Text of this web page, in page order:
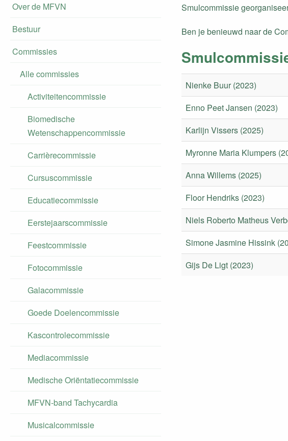
Over de MFVN
Bestuur
Commissies
Alle commissies
Activiteitencommissie
Biomedische
Wetenschappencommissie
Carrièrecommissie
Cursuscommissie
Educatiecommissie
Eerstejaarscommissie
Feestcommissie
Fotocommissie
Galacommissie
Goede Doelencommissie
Kascontrolecommissie
Mediacommissie
Medische Oriëntatiecommissie
MFVN-band Tachycardia
Musicalcommissie
Smulcommissie
Ben je benieuwd naar de
Nienke Buur (2023)
Enno Peet Jansen (2023)
Karlijn Vissers (2025)
Myronne Maria Klumpers
Anna Willems (2025)
Floor Hendriks (2023)
Niels Roberto Matheus
Simone Jasmine Hissink
Gijs De Ligt (2023)